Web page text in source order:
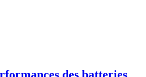
des batteries